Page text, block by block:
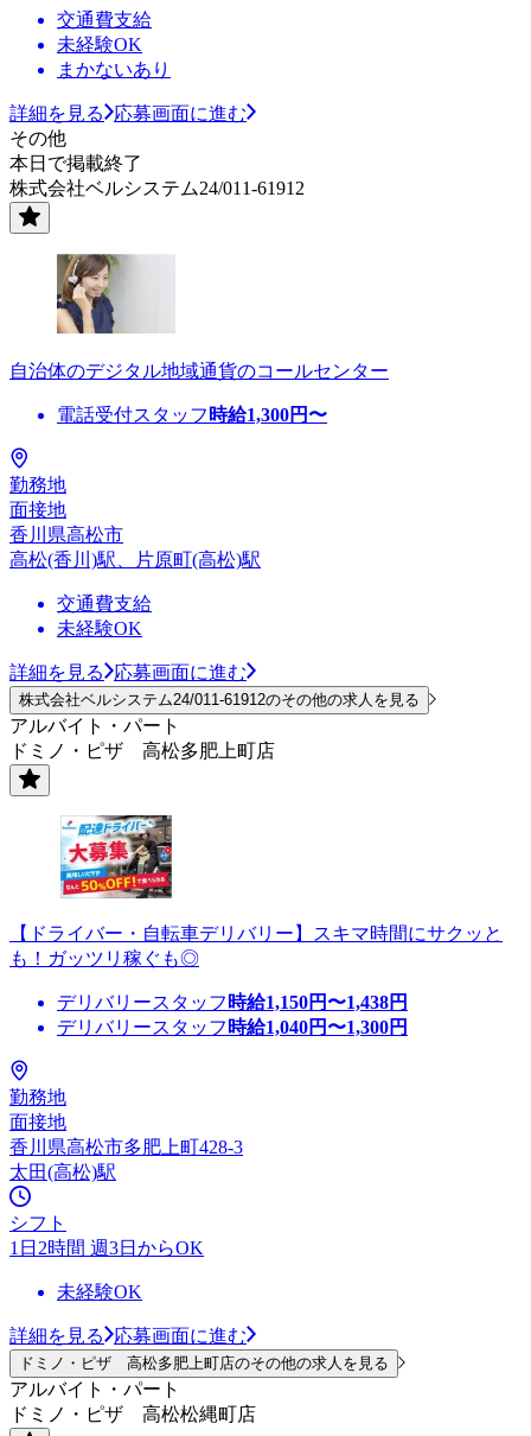
交通費支給
未経験OK
まかないあり
詳細を見る
応募画面に進む
その他
本日で掲載終了
株式会社ベルシステム24/011-61912
自治体のデジタル地域通貨のコールセンター
電話受付スタッフ 時給1,300円〜
勤務地
面接地
香川県高松市
高松(香川)駅、片原町(高松)駅
交通費支給
未経験OK
詳細を見る 応募画面に進む
株式会社ベルシステム24/011-61912のその他の求人を見る
アルバイト・パート
ドミノ・ピザ 高松多肥上町店
【ドライバー・自転車デリバリー】スキマ時間にサクッと
も！ガッツリ稼ぐも◎
デリバリースタッフ 時給1,150円〜1,438円
デリバリースタッフ 時給1,040円〜1,300円
勤務地
面接地
香川県高松市多肥上町428-3
太田(高松)駅
シフト
1日2時間 週3日からOK
未経験OK
詳細を見る 応募画面に進む
ドミノ・ピザ 高松多肥上町店のその他の求人を見る
アルバイト・パート
ドミノ・ピザ 高松松縄町店